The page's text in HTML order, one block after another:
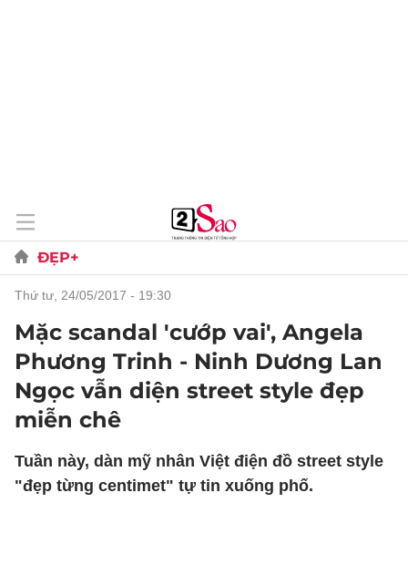
ĐẸP+
thứ tư, 24/05/2017 - 19:30
Mặc scandal 'cướp vai', Angela
Phương Trinh - Ninh Dương Lan
Ngọc vẫn diện street style đẹp
miễn chê
Tuần này, dàn mỹ nhân Việt điện đồ street style
"đẹp từng centimet" tự tin xuống phố.